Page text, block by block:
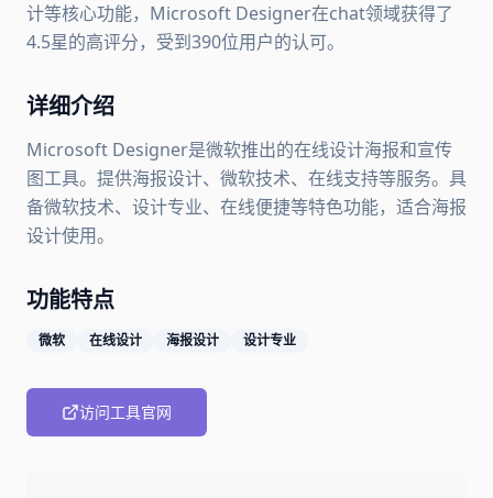
计等核心功能，Microsoft Designer在chat领域获得了
4.5星的高评分，受到390位用户的认可。
详细介绍
Microsoft Designer是微软推出的在线设计海报和宣传
图工具。提供海报设计、微软技术、在线支持等服务。具
备微软技术、设计专业、在线便捷等特色功能，适合海报
设计使用。
功能特点
微软 在线设计 海报设计 设计专业
访问工具官网